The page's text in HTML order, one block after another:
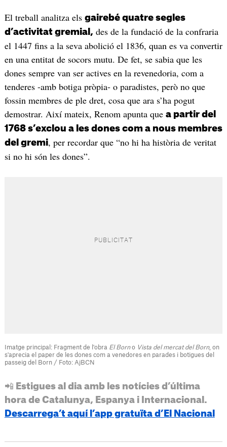
El treball analitza els gairebé quatre segles
d’activitat gremial, des de la fundació de la confraria
el 1447 fins a la seva abolició el 1836, quan es va convertir
en una entitat de socors mutu. De fet, se sabia que les
dones sempre van ser actives en la revenedoria, com a
tenderes -amb botiga pròpia- o paradistes, però no que
fossin membres de ple dret, cosa que ara s’ha pogut
demostrar. Així mateix, Renom apunta que a partir del
1768 s’exclou a les dones com a nous membres
del gremi, per recordar que “no hi ha història de veritat
si no hi són les dones”.
Imatge principal: Fragment de l'obra El Borno Vista del mercat del Born, on
s'aprecia el paper de les dones com a venedores en parades i botigues del
passeig del Born / Foto: AjBCN
📲 Estigues al dia amb les notícies d’última
hora de Catalunya, Espanya i Internacional.
Descarrega’t aquí l’app gratuïta d’El Nacional